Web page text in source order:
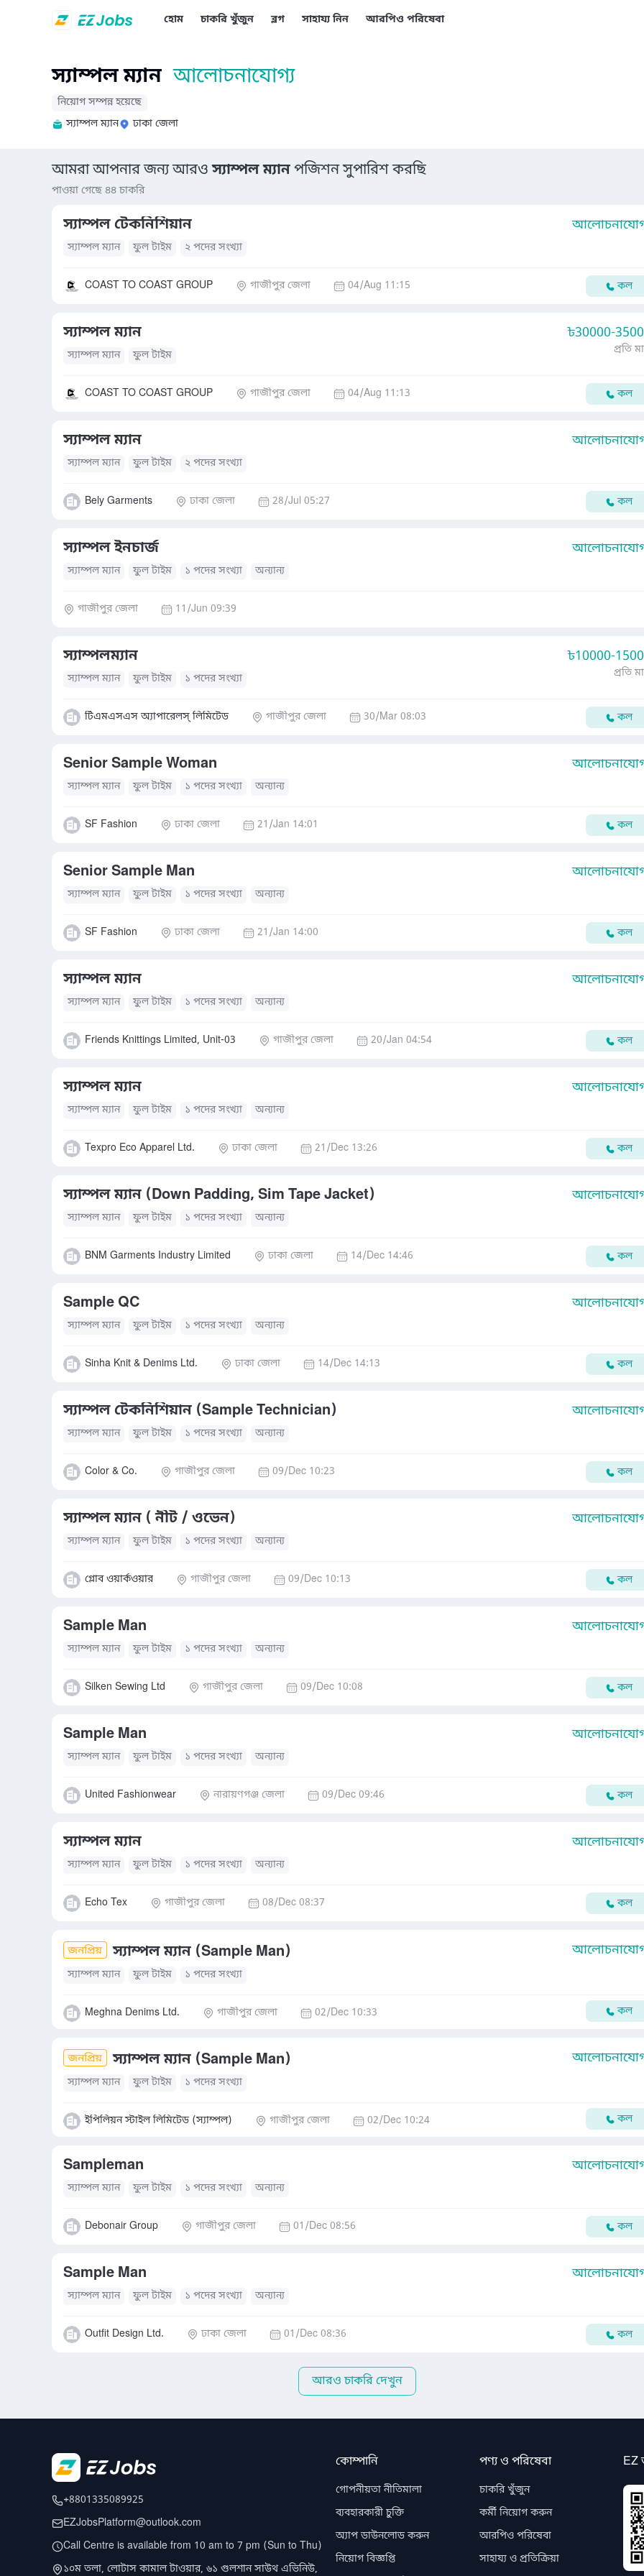
হোম চাকরি খুঁজুন ব্লগ সাহায্য নিন আরপিও পরিষেবা
স্যাম্পল ম্যান আলোচনাযোগ্য
নিয়োগ সম্পন্ন হয়েছে
স্যাম্পল ম্যান
ঢাকা জেলা
আমরা আপনার জন্য আরওস্যাম্পল ম্যানপজিশন সুপারিশ করছি
পাওয়া গেছে ৪৪ চাকরি
স্যাম্পল টেকনিশিয়ান
স্যাম্পল ম্যান ফুল টাইম ২ পদের সংখ্যা
COAST TO COAST GROUP গাজীপুর জেলা 04/Aug 11:15 কল
স্যাম্পল ম্যান ৳30000-
স্যাম্পল ম্যান ফুল টাইম প্রতি
COAST TO COAST GROUP গাজীপুর জেলা 04/Aug 11:13 কল
স্যাম্পল ম্যান
স্যাম্পল ম্যান ফুল টাইম ২ পদের সংখ্যা
Bely Garments ঢাকা জেলা 28/Jul 05:27 কল
স্যাম্পল ইনচার্জ
স্যাম্পল ম্যান ফুল টাইম ১ পদের সংখ্যা অন্যান্য
গাজীপুর জেলা 11/Jun 09:39
স্যাম্পলম্যান ৳10000-
স্যাম্পল ম্যান ফুল টাইম ১ পদের সংখ্যা প্রতি
টিএমএসএস অ্যাপারেলস্ লিমিটেড গাজীপুর জেলা 30/Mar 08:03 কল
Senior Sample Woman
স্যাম্পল ম্যান ফুল টাইম ১ পদের সংখ্যা অন্যান্য
SF Fashion ঢাকা জেলা 21/Jan 14:01 কল
Senior Sample Man
স্যাম্পল ম্যান ফুল টাইম ১ পদের সংখ্যা অন্যান্য
SF Fashion ঢাকা জেলা 21/Jan 14:00 কল
স্যাম্পল ম্যান
স্যাম্পল ম্যান ফুল টাইম ১ পদের সংখ্যা অন্যান্য
Friends Knittings Limited, Unit-03 গাজীপুর জেলা 20/Jan 04:54 কল
স্যাম্পল ম্যান
স্যাম্পল ম্যান ফুল টাইম ১ পদের সংখ্যা অন্যান্য
Texpro Eco Apparel Ltd. ঢাকা জেলা 21/Dec 13:26 কল
স্যাম্পল ম্যান (Down Padding, Sim Tape Jacket)
স্যাম্পল ম্যান ফুল টাইম ১ পদের সংখ্যা অন্যান্য
BNM Garments Industry Limited ঢাকা জেলা 14/Dec 14:46 কল
Sample QC
স্যাম্পল ম্যান ফুল টাইম ১ পদের সংখ্যা অন্যান্য
Sinha Knit & Denims Ltd. ঢাকা জেলা 14/Dec 14:13 কল
স্যাম্পল টেকনিশিয়ান (Sample Technician)
স্যাম্পল ম্যান ফুল টাইম ১ পদের সংখ্যা অন্যান্য
Color & Co. গাজীপুর জেলা 09/Dec 10:23 কল
স্যাম্পল ম্যান ( নীট / ওভেন)
স্যাম্পল ম্যান ফুল টাইম ১ পদের সংখ্যা অন্যান্য
গ্লোব ওয়ার্কওয়ার গাজীপুর জেলা 09/Dec 10:13 কল
Sample Man
স্যাম্পল ম্যান ফুল টাইম ১ পদের সংখ্যা অন্যান্য
Silken Sewing Ltd গাজীপুর জেলা 09/Dec 10:08 কল
Sample Man
স্যাম্পল ম্যান ফুল টাইম ১ পদের সংখ্যা অন্যান্য
United Fashionwear নারায়ণগঞ্জ জেলা 09/Dec 09:46 কল
স্যাম্পল ম্যান
স্যাম্পল ম্যান ফুল টাইম ১ পদের সংখ্যা অন্যান্য
Echo Tex গাজীপুর জেলা 08/Dec 08:37 কল
স্যাম্পল ম্যান (Sample Man)
স্যাম্পল ম্যান ফুল টাইম ১ পদের সংখ্যা
Meghna Denims Ltd. গাজীপুর জেলা 02/Dec 10:33 কল
স্যাম্পল ম্যান (Sample Man)
স্যাম্পল ম্যান ফুল টাইম ১ পদের সংখ্যা
ইপিলিয়ন স্টাইল লিমিটেড (স্যাম্পল) গাজীপুর জেলা 02/Dec 10:24 কল
Sampleman
স্যাম্পল ম্যান ফুল টাইম ১ পদের সংখ্যা অন্যান্য
Debonair Group গাজীপুর জেলা 01/Dec 08:56 কল
Sample Man
স্যাম্পল ম্যান ফুল টাইম ১ পদের সংখ্যা অন্যান্য
Outfit Design Ltd. ঢাকা জেলা 01/Dec 08:36 কল
আরও চাকরি দেখুন
+8801335089925
EZJobsPlatform@outlook.com
Call Centre is available from 10 am to 7 pm (Sun to Thu)
১০ম তলা, লোটাস কামাল টাওয়ার, ৬১ গুলশান সাউথ এভিনিউ,
কোম্পানি
গোপনীয়তা নীতিমালা
ব্যবহারকারী চুক্তি
অ্যাপ ডাউনলোড করুন
নিয়োগ বিজ্ঞপ্তি
পণ্য ও পরিষেবা
চাকরি খুঁজুন
কর্মী নিয়োগ করুন
আরপিও পরিষেবা
সাহায্য ও প্রতিক্রিয়া
EZ